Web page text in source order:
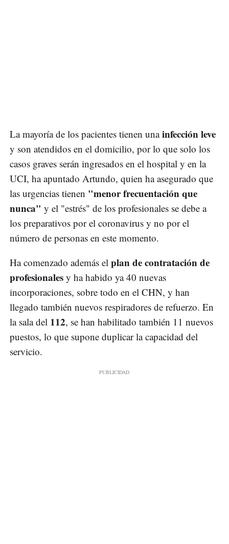
La mayoría de los pacientes tienen unainfección leve
y son atendidos en el domicilio, por lo que solo los
casos graves serán ingresados en el hospital y en la
UCI, ha apuntado Artundo, quien ha asegurado que
las urgencias tienen "menor frecuentación que
nunca" y el "estrés" de los profesionales se debe a
los preparativos por el coronavirus y no por el
número de personas en este momento.
Ha comenzado además el plan de contratación de
profesionales y ha habido ya 40 nuevas
incorporaciones, sobre todo en el CHN, y han
llegado también nuevos respiradores de refuerzo. En
la sala del 112, se han habilitado también 11 nuevos
puestos, lo que supone duplicar la capacidad del
servicio.